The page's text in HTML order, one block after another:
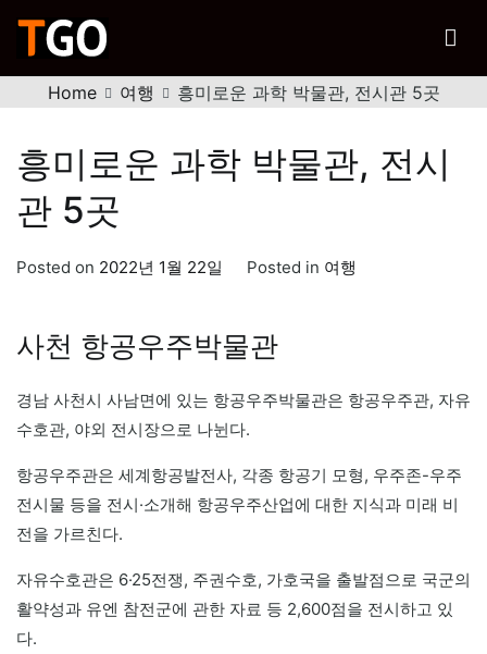
content
티고
행복한 여행을 위한 노하우
Home 여행 흥미로운 과학 박물관, 전시관 5곳
흥미로운 과학 박물관, 전시
관 5곳
Posted on 2022년 1월 22일 Posted in 여행
사천 항공우주박물관
경남 사천시 사남면에 있는 항공우주박물관은 항공우주관, 자유
수호관, 야외 전시장으로 나뉜다.
항공우주관은 세계항공발전사, 각종 항공기 모형, 우주존-우주
전시물 등을 전시·소개해 항공우주산업에 대한 지식과 미래 비
전을 가르친다.
자유수호관은 6·25전쟁, 주권수호, 가호국을 출발점으로 국군의
활약성과 유엔 참전군에 관한 자료 등 2,600점을 전시하고 있
다.